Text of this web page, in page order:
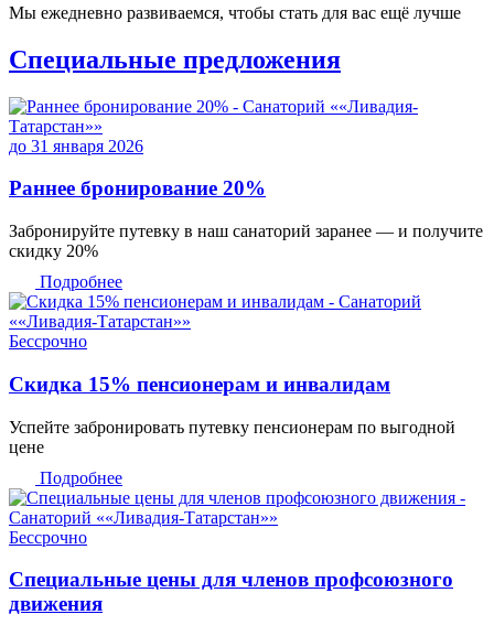
Мы ежедневно развиваемся, чтобы стать для вас ещё лучше
Специальные предложения
2026
бронирование 20%
путевку в наш санаторий заранее — и получите
15% пенсионерам и инвалидам
путевку пенсионерам по выгодной
цены для членов профсоюзного